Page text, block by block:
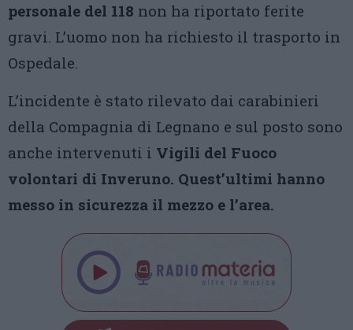
personale del 118 non ha riportato ferite
gravi. L’uomo non ha richiesto il trasporto in
Ospedale.
L’incidente è stato rilevato dai carabinieri
della Compagnia di Legnano e sul posto sono
anche intervenuti i Vigili del Fuoco
volontari di Inveruno. Quest’ultimi hanno
messo in sicurezza il mezzo e l’area.